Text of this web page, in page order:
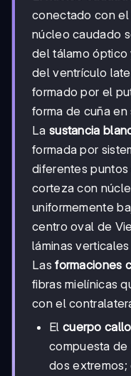
conectado con
núcleo caudado
del tálamo óptico
del ventrículo
formado por el
forma de cuña
La sustancia
formada por
diferentes
corteza con
uniformemente
centro oval de
láminas
Lasformaciones
fibras mielínicas
con el
El cuerpo
compuesta de
dos extremos;